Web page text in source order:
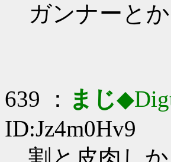
ガンナーと
639 ： まじ
ID:Jz4m0Hv9